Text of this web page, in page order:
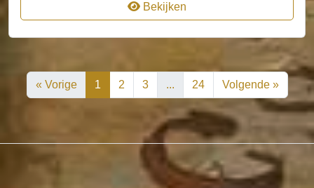
Bekijken
« Vorige 1 2 3 ... 24 Volgende »